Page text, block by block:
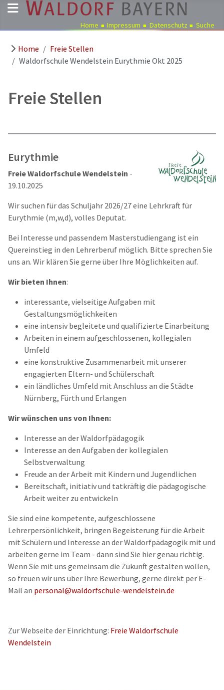
Pädagogik
Kindergärten
Ausbildung
Stellen
Aktuelles
Home Impressum Datenschutz Suche
Home
Freie Stellen
Waldorfschule Wendelstein Eurythmie Okt 2025
Freie Stellen
Eurythmie
Freie Waldorfschule Wendelstein -
19.10.2025
Wir suchen für das Schuljahr 2026/27 eine Lehrkraft für
Eurythmie (m,w,d), volles Deputat.
Bei Interesse und passendem Masterstudiengang ist ein
Quereinstieg in den Lehrerberuf möglich. Bitte sprechen Sie
uns an. Wir klären Sie gerne über Ihre Möglichkeiten auf.
Wir bieten Ihnen:
interessante, vielseitige Aufgaben mit
Gestaltungsmöglichkeiten
eine intensiv begleitete und qualifizierte Einarbeitung
Arbeiten in einem aufgeschlossenen, kollegialen
Umfeld
eine konstruktive Zusammenarbeit mit unserer
engagierten Eltern- und Schülerschaft
ein ländliches Umfeld mit Anschluss an die Städte
Nürnberg, Fürth und Erlangen
Wir wünschen uns von Ihnen:
Interesse an der Waldorfpädagogik
Interesse an den Aufgaben der kollegialen
Selbstverwaltung
Freude an der Arbeit mit Kindern und Jugendlichen
Bereitschaft, initiativ und tatkräftig die pädagogische
Arbeit weiter zu entwickeln
Sie sind eine kompetente, aufgeschlossene
Lehrerpersönlichkeit, bringen Begeisterung für die Arbeit
mit Schülern und Interesse an der Waldorfpädagogik mit und
arbeiten gerne im Team - dann sind Sie hier genau richtig.
Wenn Sie mit uns gemeinsam die Zukunft gestalten wollen,
so freuen wir uns über Ihre Bewerbung, gerne direkt per E-
Mail an personal@waldorfschule-wendelstein.de
Zur Webseite der Einrichtung: Freie Waldorfschule
Wendelstein